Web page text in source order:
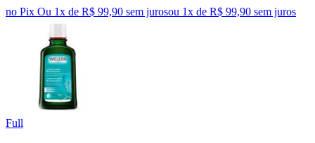
no Pix Ou 1x de R$ 99,90 sem jurosou 1x de R$ 99,90 sem juros
Full